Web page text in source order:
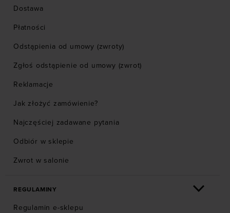
Dostawa
Płatności
Odstąpienia od umowy (zwroty)
Zgłoś odstąpienie od umowy (zwrot)
Reklamacje
Jak złożyć zamówienie?
Najczęściej zadawane pytania
Odbiór w sklepie
Zwrot w salonie
REGULAMINY
Regulamin e-sklepu